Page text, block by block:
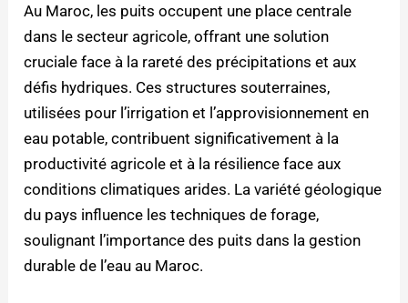
Au Maroc, les puits occupent une place centrale
dans le secteur agricole, offrant une solution
cruciale face à la rareté des précipitations et aux
défis hydriques. Ces structures souterraines,
utilisées pour l’irrigation et l’approvisionnement en
eau potable, contribuent significativement à la
productivité agricole et à la résilience face aux
conditions climatiques arides. La variété géologique
du pays influence les techniques de forage,
soulignant l’importance des puits dans la gestion
durable de l’eau au Maroc.